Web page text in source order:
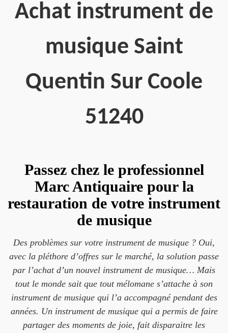
Achat instrument de
musique Saint
Quentin Sur Coole
51240
Passez chez le professionnel
Marc Antiquaire pour la
restauration de votre instrument
de musique
Des problèmes sur votre instrument de musique ? Oui,
avec la pléthore d’offres sur le marché, la solution passe
par l’achat d’un nouvel instrument de musique… Mais
tout le monde sait que tout mélomane s’attache à son
instrument de musique qui l’a accompagné pendant des
années. Un instrument de musique qui a permis de faire
partager des moments de joie, fait disparaitre les